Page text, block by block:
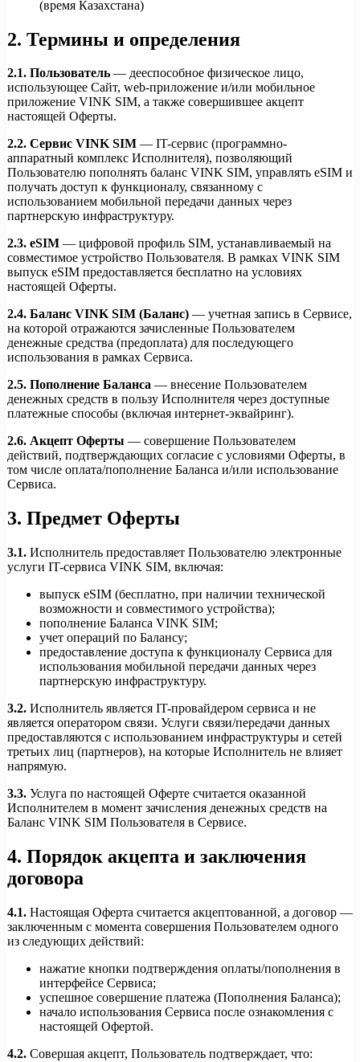
(время Казахстана)
2. Термины и определения
2.1. Пользователь — дееспособное физическое лицо,
использующее Сайт, web-приложение и/или мобильное
приложение VINK SIM, а также совершившее акцепт
настоящей Оферты.
2.2. Сервис VINK SIM — IT-сервис (программно-
аппаратный комплекс Исполнителя), позволяющий
Пользователю пополнять баланс VINK SIM, управлять eSIM и
получать доступ к функционалу, связанному с
использованием мобильной передачи данных через
партнерскую инфраструктуру.
2.3. eSIM — цифровой профиль SIM, устанавливаемый на
совместимое устройство Пользователя. В рамках VINK SIM
выпуск eSIM предоставляется бесплатно на условиях
настоящей Оферты.
2.4. Баланс VINK SIM (Баланс) — учетная запись в Сервисе,
на которой отражаются зачисленные Пользователем
денежные средства (предоплата) для последующего
использования в рамках Сервиса.
2.5. Пополнение Баланса — внесение Пользователем
денежных средств в пользу Исполнителя через доступные
платежные способы (включая интернет-эквайринг).
2.6. Акцепт Оферты — совершение Пользователем
действий, подтверждающих согласие с условиями Оферты, в
том числе оплата/пополнение Баланса и/или использование
Сервиса.
3. Предмет Оферты
3.1. Исполнитель предоставляет Пользователю электронные
услуги IT-сервиса VINK SIM, включая:
выпуск eSIM (бесплатно, при наличии технической
возможности и совместимого устройства);
пополнение Баланса VINK SIM;
учет операций по Балансу;
предоставление доступа к функционалу Сервиса для
использования мобильной передачи данных через
партнерскую инфраструктуру.
3.2. Исполнитель является IT-провайдером сервиса и не
является оператором связи. Услуги связи/передачи данных
предоставляются с использованием инфраструктуры и сетей
третьих лиц (партнеров), на которые Исполнитель не влияет
напрямую.
3.3. Услуга по настоящей Оферте считается оказанной
Исполнителем в момент зачисления денежных средств на
Баланс VINK SIM Пользователя в Сервисе.
4. Порядок акцепта и заключения
договора
4.1. Настоящая Оферта считается акцептованной, а договор —
заключенным с момента совершения Пользователем одного
из следующих действий:
нажатие кнопки подтверждения оплаты/пополнения в
интерфейсе Сервиса;
успешное совершение платежа (Пополнения Баланса);
начало использования Сервиса после ознакомления с
настоящей Офертой.
4.2. Совершая акцепт, Пользователь подтверждает, что: